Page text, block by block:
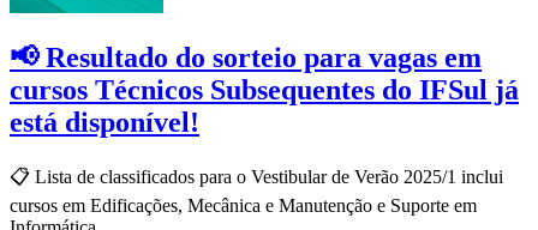
📢 Resultado do sorteio para vagas em
cursos Técnicos Subsequentes do IFSul já
está disponível!
📋 Lista de classificados para o Vestibular de Verão 2025/1 inclui
cursos em Edificações, Mecânica e Manutenção e Suporte em